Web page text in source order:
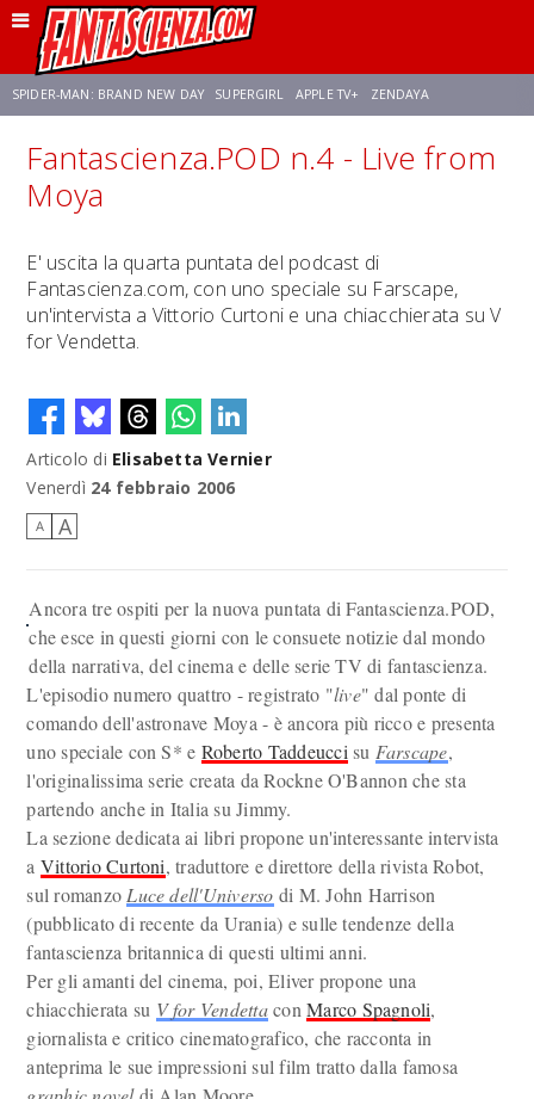
SPIDER-MAN: BRAND NEW DAY SUPERGIRL APPLE TV+ ZENDAYA
FRANCO RICCIARDIELLO AVENGERS: DOOMSDAY STAR TREK NETFLIX
Fantascienza.POD n.4 - Live from
Moya
E' uscita la quarta puntata del podcast di
Fantascienza.com, con uno speciale su Farscape,
un'intervista a Vittorio Curtoni e una chiacchierata su V
for Vendetta.
Articolo di Elisabetta Vernier
Venerdì 24 febbraio 2006
A A
Ancora tre ospiti per la nuova puntata di Fantascienza.POD,
che esce in questi giorni con le consuete notizie dal mondo
della narrativa, del cinema e delle serie TV di fantascienza.
L'episodio numero quattro - registrato "live" dal ponte di
comando dell'astronave Moya - è ancora più ricco e presenta
uno speciale con S* e Roberto Taddeucci su Farscape,
l'originalissima serie creata da Rockne O'Bannon che sta
partendo anche in Italia su Jimmy.
La sezione dedicata ai libri propone un'interessante intervista
a Vittorio Curtoni, traduttore e direttore della rivista Robot,
sul romanzo Luce dell'Universo di M. John Harrison
(pubblicato di recente da Urania) e sulle tendenze della
fantascienza britannica di questi ultimi anni.
Per gli amanti del cinema, poi, Eliver propone una
chiacchierata su V for VendettaconMarco Spagnoli,
giornalista e critico cinematografico, che racconta in
anteprima le sue impressioni sul film tratto dalla famosa